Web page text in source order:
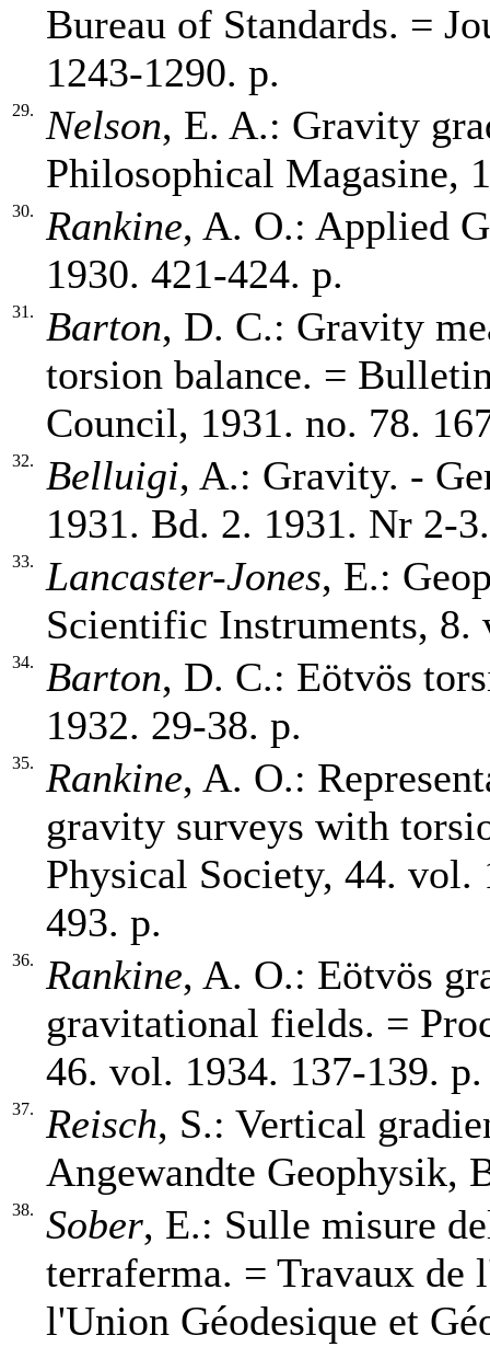
Bureau of Standards. =
1243-1290. p.
29. Nelson, E. A.: Gravity
Philosophical Magasine,
30. Rankine, A. O.: Applied
1930. 421-424. p.
31. Barton, D. C.: Gravity
torsion balance. =
Council, 1931. no. 78.
32. Belluigi, A.: Gravity. -
1931. Bd. 2. 1931. Nr 2-
33. Lancaster-Jones, E.:
Scientific Instruments, 8.
34. Barton, D. C.: Eötvös
1932. 29-38. p.
35. Rankine, A. O.:
gravity surveys with
Physical Society, 44.
493. p.
36. Rankine, A. O.: Eötvös
gravitational fields. =
46. vol. 1934. 137-139.
37. Reisch, S.: Vertical
Angewandte Geophysik,
38. Sober, E.: Sulle misure
terraferma. = Travaux de
l'Union Géodesique et